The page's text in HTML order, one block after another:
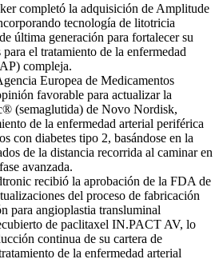
completó la adquisición de Amplitude
tecnología de litotricia
última generación para fortalecer su
el tratamiento de la enfermedad
compleja.
Europea de Medicamentos
favorable para actualizar la
(semaglutida) de Novo Nordisk,
de la enfermedad arterial periférica
con diabetes tipo 2, basándose en la
de la distancia recorrida al caminar en
avanzada.
recibió la aprobación de la FDA de
del proceso de fabricación
para angioplastia transluminal
de paclitaxel IN.PACT AV, lo
continua de su cartera de
de la enfermedad arterial